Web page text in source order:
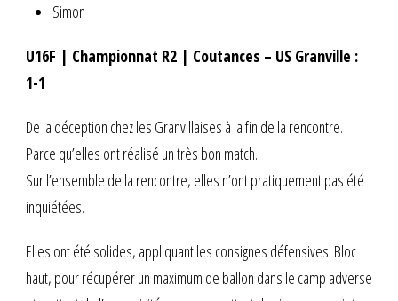
Simon
U16F | Championnat R2 | Coutances – US Granville :
1-1
De la déception chez les Granvillaises à la fin de la rencontre.
Parce qu’elles ont réalisé un très bon match.
Sur l’ensemble de la rencontre, elles n’ont pratiquement pas été
inquiétées.
Elles ont été solides, appliquant les consignes défensives. Bloc
haut, pour récupérer un maximum de ballon dans le camp adverse